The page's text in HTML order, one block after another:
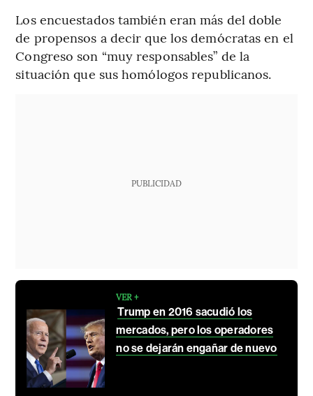
Los encuestados también eran más del doble
de propensos a decir que los demócratas en el
Congreso son “muy responsables” de la
situación que sus homólogos republicanos.
PUBLICIDAD
VER +
Trump en 2016 sacudió los
mercados, pero los operadores
no se dejarán engañar de nuevo